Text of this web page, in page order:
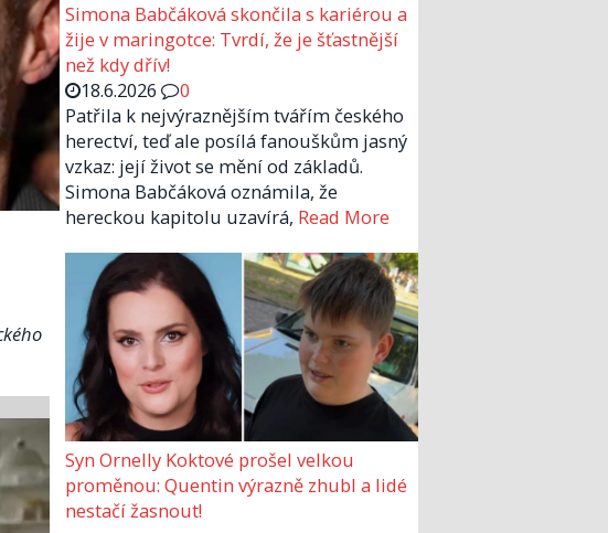
Simona Babčáková skončila s kariérou a
žije v maringotce: Tvrdí, že je šťastnější
než kdy dřív!
18.6.2026
0
Patřila k nejvýraznějším tvářím českého
herectví, teď ale posílá fanouškům jasný
vzkaz: její život se mění od základů.
Simona Babčáková oznámila, že
hereckou kapitolu uzavírá, Read More
Syn Ornelly Koktové prošel velkou
proměnou: Quentin výrazně zhubl a lidé
nestačí žasnout!